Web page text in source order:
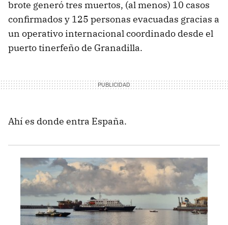
brote generó tres muertos, (al menos) 10 casos
confirmados y 125 personas evacuadas gracias a
un operativo internacional coordinado desde el
puerto tinerfeño de Granadilla.
Ahí es donde entra España.